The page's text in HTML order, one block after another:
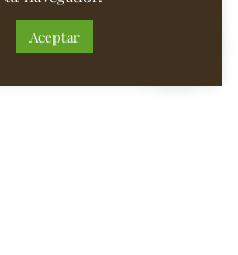
en la Sierra
Aceptar